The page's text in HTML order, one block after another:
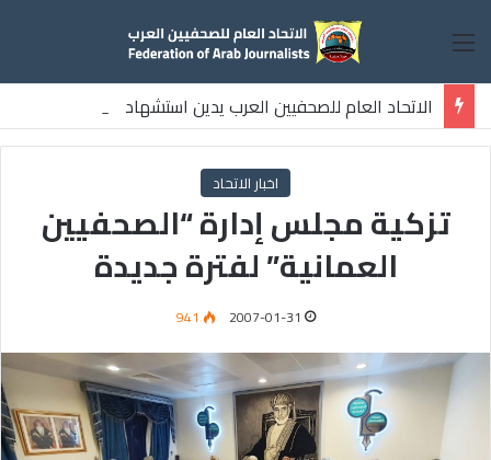
القائمة
الاتحاد العام للصحفيين العرب يدين استشهاد
ثلاثة صحفيين فلسطينيين باستهداف إسرائيلي وسط قطاع غزة
اخبار الاتحاد
تزكية مجلس إدارة “الصحفيين
العمانية” لفترة جديدة
2007-01-31
941